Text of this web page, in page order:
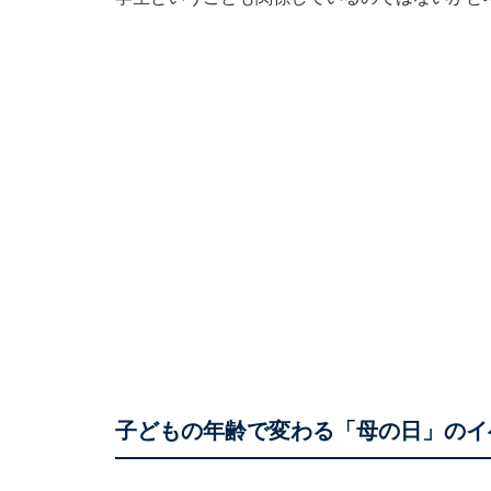
子どもの年齢で変わる「母の日」の